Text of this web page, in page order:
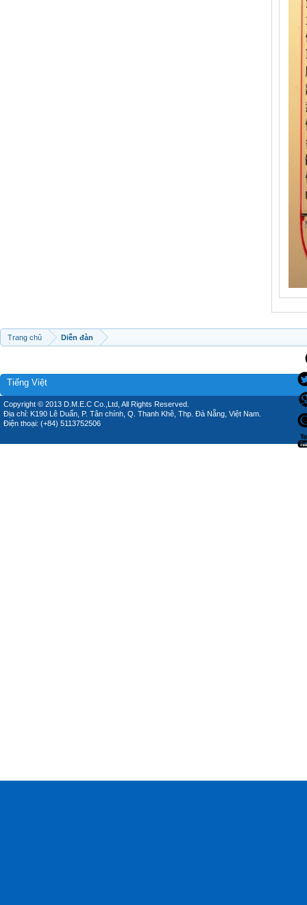
Trang chủ Diễn đàn
Tiếng Việt
Copyright © 2013 D.M.E.C Co.,Ltd, All Rights Reserved.
Địa chỉ: K190 Lê Duẩn, P. Tân chính, Q. Thanh Khê, Thp. Đà Nẵng, Việt Nam.
Điện thoại: (+84) 5113752506